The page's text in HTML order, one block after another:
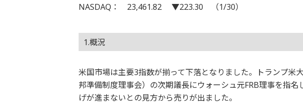
NASDAQ： 23,461.82 ▼223.30 （1/30）
1.概況
米国市場は主要3指数が揃って下落となりました。トランプ米
邦準備制度理事会）の次期議長にウォーシュ元FRB理事を指
げが進まないとの見方から売りが出ました。